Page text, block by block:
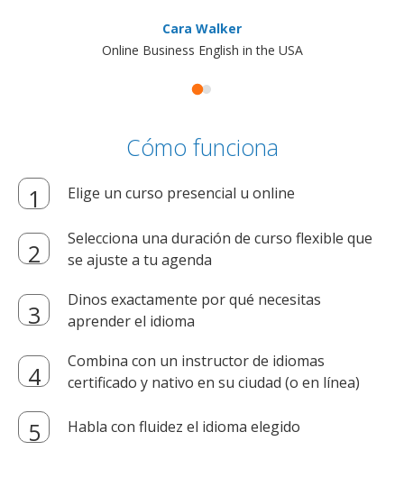
Cara Walker
Online Business English in the USA
Cómo funciona
Elige un curso presencial u online
Selecciona una duración de curso flexible que
se ajuste a tu agenda
Dinos exactamente por qué necesitas
aprender el idioma
Combina con un instructor de idiomas
certificado y nativo en su ciudad (o en línea)
Habla con fluidez el idioma elegido